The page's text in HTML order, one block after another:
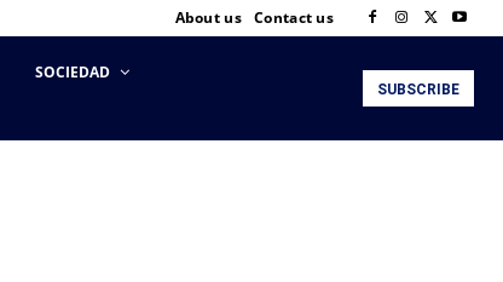
About us Contact us
SOCIEDAD
SUBSCRIBE